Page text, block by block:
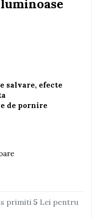
salvare, efecte
de pornire
primiti 5 Lei pentru